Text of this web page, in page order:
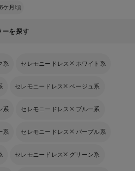
ケ月頃
ーを探す
系 セレモニードレス ホワイト系
セレモニードレス ベージュ系
系 セレモニードレス ブルー系
系 セレモニードレス パープル系
セレモニードレス グリーン系